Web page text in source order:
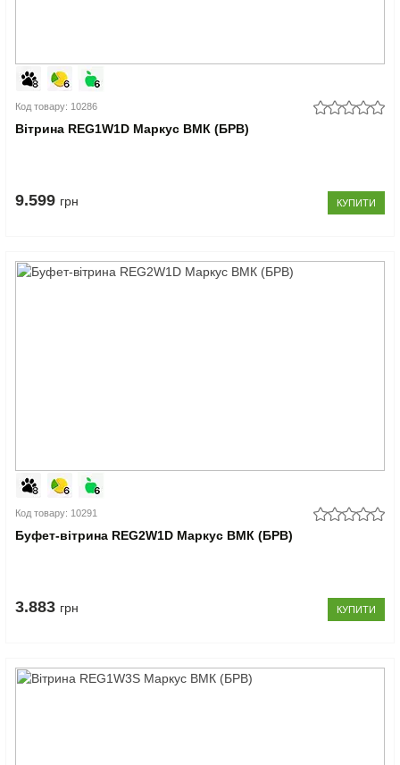
Код товару: 10286
Вітрина REG1W1D Маркус ВМК (БРВ)
9.599 грн КУПИТИ
Код товару: 10291
Буфет-вітрина REG2W1D Маркус ВМК (БРВ)
3.883 грн КУПИТИ